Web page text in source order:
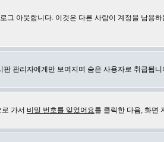
아웃합니다. 이것은 다른 사람이 계정을 남용
관리자에게만 보여지며 숨은 사용자로 취급됩니
가서 비밀 번호를 잊었어요를 클릭한 다음, 화면